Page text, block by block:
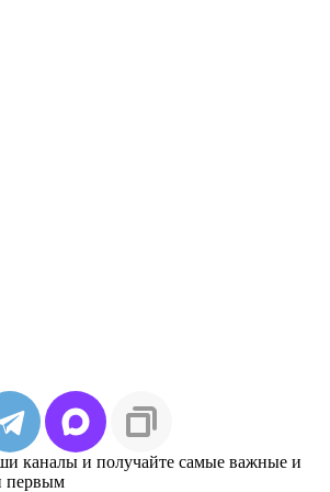
каналы и получайте самые важные и
первым